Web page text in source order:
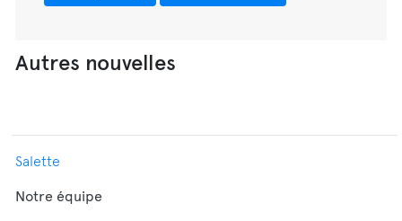
Autres nouvelles
Salette
Notre équipe